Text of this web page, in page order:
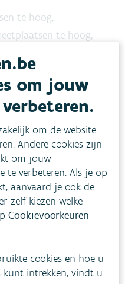
te hoog,
te hoog,
het Vlaamse gewest
om jouw
om de website
Andere cookies zijn
om jouw
te verbeteren. Als je op
aanvaard je ook de
zelf kiezen welke
Cookievoorkeuren
cookies en hoe u
kunt intrekken, vindt u